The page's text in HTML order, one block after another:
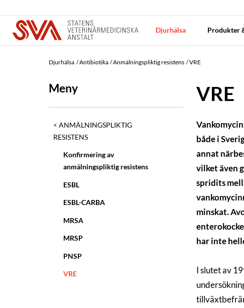
Djurhälsa Produkter
Djurhälsa Antibiotika Anmälningspliktig resistens VRE
Meny
ANMÄLNINGSPLIKTIG
RESISTENS
Konfirmering av
anmälningspliktig resistens
ESBL
ESBL-CARBA
MRSA
MRSP
PNSP
VRE
VRE
både i
annat
vilket även
spridits
minskat.
har inte
I slutet av